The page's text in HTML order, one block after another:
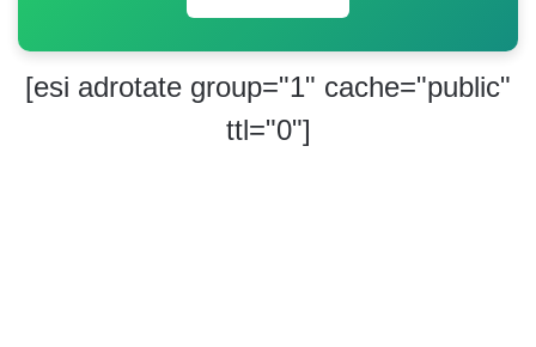
[esi adrotate group="1" cache="public"
ttl="0"]